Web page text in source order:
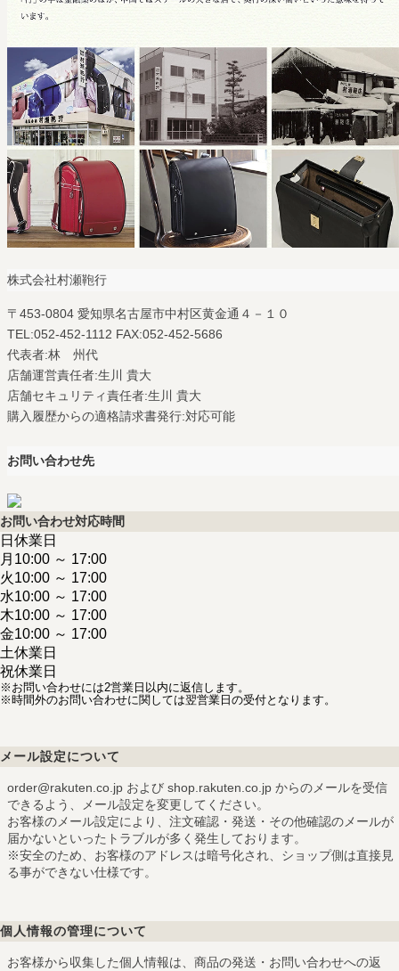
株式会社村瀬鞄行
〒453-0804 愛知県名古屋市中村区黄金通４－１０
TEL:052-452-1112 FAX:052-452-5686
代表者:林 州代
店舗運営責任者:生川 貴大
店舗セキュリティ責任者:生川 貴大
購入履歴からの適格請求書発行:対応可能
お問い合わせ先
お問い合わせ対応時間
日 休業日
月 10:00 ～ 17:00
火10:00 ～ 17:00
水10:00 ～ 17:00
木10:00 ～ 17:00
金10:00 ～ 17:00
土休業日
祝休業日
※お問い合わせには2営業日以内に返信します。
※時間外のお問い合わせに関しては翌営業日の受付となります。
メール設定について
order@rakuten.co.jp および shop.rakuten.co.jp からのメールを受信
できるよう、メール設定を変更してください。
お客様のメール設定により、注文確認・発送・その他確認のメールが
届かないといったトラブルが多く発生しております。
※安全のため、お客様のアドレスは暗号化され、ショップ側は直接見
る事ができない仕様です。
個人情報の管理について
お客様から収集した個人情報は、商品の発送・お問い合わせへの返